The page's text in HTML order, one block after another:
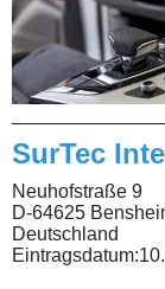
SurTec
Neuhofstraße 9
D-64625
Deutschland
Eintragsdatum: